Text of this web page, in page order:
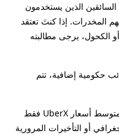
السائقين الذين يستخدمون
المخدرات. إذا كنتَ تعتقد
الكحول، يرجى مطالبته
حكومية إضافية، تتم
*أسعار المشاوير النموذجية للركاب هي متوسط أسعار UberX فقط
أو التأخيرات المرورية